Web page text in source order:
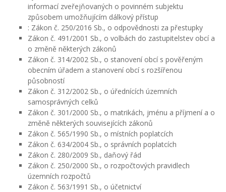
informací zveřejňovaných o povinném subjektu
způsobem umožňujícím dálkový přístup
: Zákon č. 250/2016 Sb., o odpovědnosti za přestupky
Zákon č. 491/2001 Sb., o volbách do zastupitelstev obcí a
o změně některých zákonů
Zákon č. 314/2002 Sb., o stanovení obcí s pověřeným
obecním úřadem a stanovení obcí s rozšířenou
působností
Zákon č. 312/2002 Sb., o úřednících územních
samosprávných celků
Zákon č. 301/2000 Sb., o matrikách, jménu a příjmení a o
změně některých souvisejících zákonů
Zákon č. 565/1990 Sb., o místních poplatcích
Zákon č. 634/2004 Sb., o správních poplatcích
Zákon č. 280/2009 Sb., daňový řád
Zákon č. 250/2000 Sb., o rozpočtových pravidlech
územních rozpočtů
Zákon č. 563/1991 Sb., o účetnictví